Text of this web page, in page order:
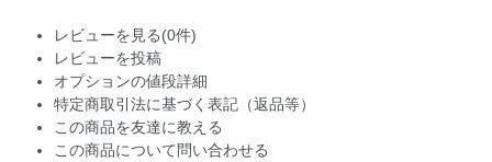
レビューを見る(0件)
レビューを投稿
オプションの値段詳細
特定商取引法に基づく表記（返品等）
この商品を友達に教える
この商品について問い合わせる